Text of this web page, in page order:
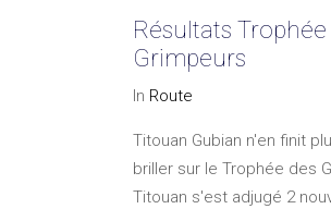
Résultats Trophée
Grimpeurs
In Route
Titouan Gubian n'en finit
briller sur le Trophée des
Titouan s'est adjugé 2